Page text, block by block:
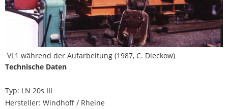
VL1 während der Aufarbeitung (1987, C. Dieckow)
Technische Daten
Typ: LN 20s III
Hersteller: Windhoff / Rheine